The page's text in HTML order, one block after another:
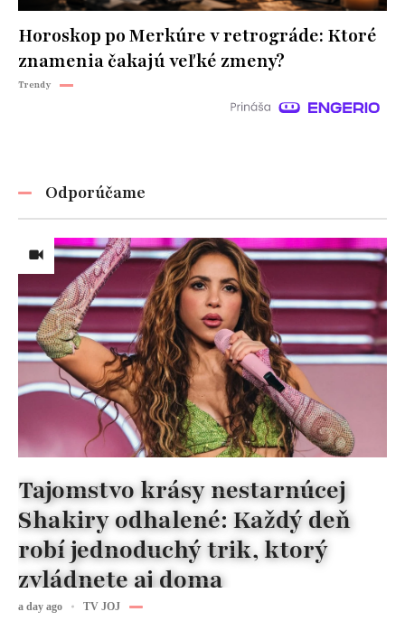
Horoskop po Merkúre v retrográde: Ktoré
znamenia čakajú veľké zmeny?
Trendy
Odporúčame
Tajomstvo krásy nestarnúcej
Shakiry odhalené: Každý deň
robí jednoduchý trik, ktorý
zvládnete aj doma
a day ago TV JOJ